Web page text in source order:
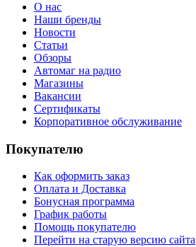
О нас
Наши бренды
Новости
Статьи
Обзоры
Автомаг на радио
Магазины
Вакансии
Сертификаты
Корпоративное обслуживание
Покупателю
Как оформить заказ
Оплата и Доставка
Бонусная программа
График работы
Помощь покупателю
Перейти на старую версию сайта